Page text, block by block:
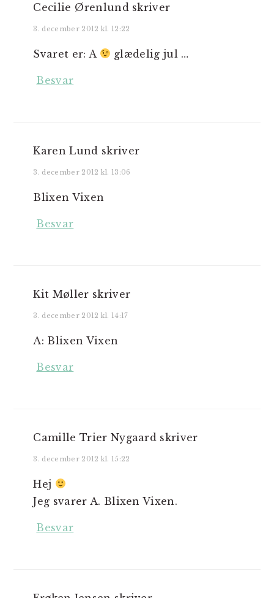
Cecilie Ørenlund skriver
3. december 2012 kl. 12:22
Svaret er: A glædelig jul …
Besvar
Karen Lund skriver
3. december 2012 kl. 13:06
Blixen Vixen
Besvar
Kit Møller skriver
3. december 2012 kl. 14:17
A: Blixen Vixen
Besvar
Camille Trier Nygaard skriver
3. december 2012 kl. 15:22
Hej
Jeg svarer A. Blixen Vixen.
Besvar